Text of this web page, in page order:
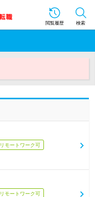
閲覧履歴 検索
リモートワーク可
リモートワーク可